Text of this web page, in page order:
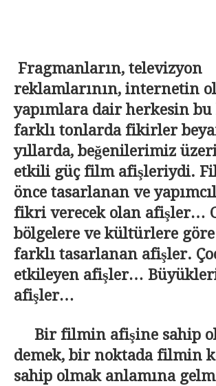
Fragmanların, televizyon
reklamlarının, internetin
yapımlara dair herkesin
farklı tonlarda fikirler
yıllarda, beğenilerimiz
etkili güç film afişleriydi.
önce tasarlanan ve
fikri verecek olan afişler…
bölgelere ve kültürlere
farklı tasarlanan afişler.
etkileyen afişler…
afişler…
Bir filmin afişine sahip
demek, bir noktada filmin
sahip olmak anlamına